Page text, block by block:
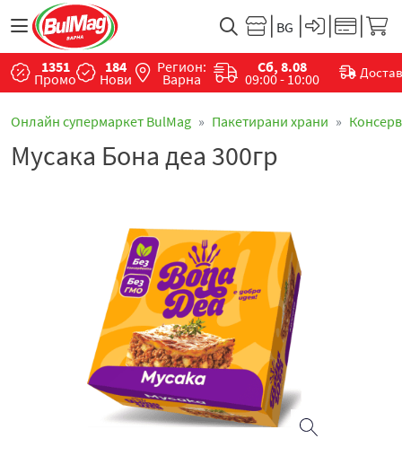
1351
Промо
184
Нови
Регион:
Варна
Сб, 8.08
09:00 - 10:00
Онлайн супермаркет BulMag Пакетирани храни
Мусака Бона деа 300гр